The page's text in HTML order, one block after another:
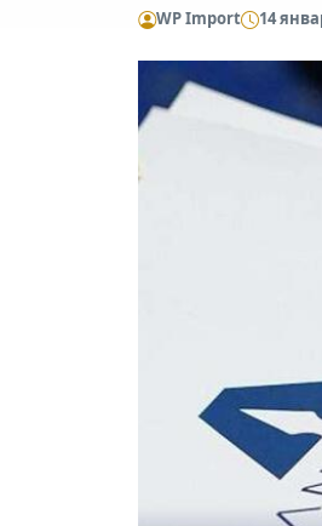
WP Import 14